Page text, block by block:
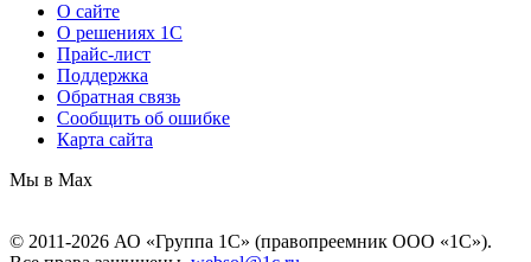
О сайте
О решениях 1С
Прайс-лист
Поддержка
Обратная связь
Сообщить об ошибке
Карта сайта
Мы в Max
© 2011-2026 АО «Группа 1С» (правопреемник ООО «1С»).